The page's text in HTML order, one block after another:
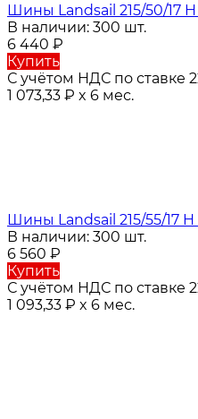
Шины Landsail 215/50/17
В наличии: 300 шт.
6 440 ₽
Купить
С учётом НДС по ставке
1 073,33 ₽ x 6 мес.
Шины Landsail 215/55/17
В наличии: 300 шт.
6 560 ₽
Купить
С учётом НДС по ставке
1 093,33 ₽ x 6 мес.